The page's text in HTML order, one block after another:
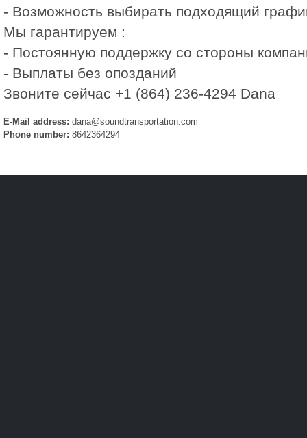
- Возможность выбирать подходящий
Мы гарантируем :
- Постоянную поддержку со стороны
- Выплаты без опозданий
Звоните сейчас +1 (864) 236-4294 Dana
E-Mail address: dana@soundtransportation.com
Phone number: 8642364294